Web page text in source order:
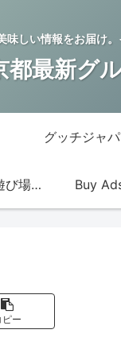
しい情報をお届け
最新グ
子どもと行ける遊び場・お店 Buy
ピー